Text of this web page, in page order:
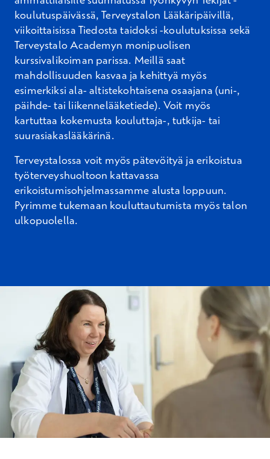
koulutuspäivässä, Terveystalon Lääkäripäivillä,
viikoittaisissa Tiedosta taidoksi -koulutuksissa sekä
Terveystalo Academyn monipuolisen
kurssivalikoiman parissa. Meillä saat
mahdollisuuden kasvaa ja kehittyä myös
esimerkiksi ala- altistekohtaisena osaajana (uni-,
päihde- tai liikennelääketiede). Voit myös
kartuttaa kokemusta kouluttaja-, tutkija- tai
suurasiakaslääkärinä.
Terveystalossa voit myös pätevöityä ja erikoistua
työterveyshuoltoon kattavassa
erikoistumisohjelmassamme alusta loppuun.
Pyrimme tukemaan kouluttautumista myös talon
ulkopuolella.